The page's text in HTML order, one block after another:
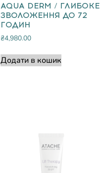
AQUA DERM / ГЛИБОКЕ
ЗВОЛОЖЕННЯ ДО 72
ГОДИН
₴4,980.00
Додати в кошик